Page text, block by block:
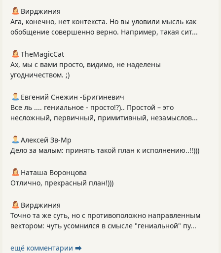
Вирджиния
Ага, конечно, нет контекста. Но вы уловили мысль как
обобщение совершенно верно. Например, такая сит...
TheMagicCat
Ах, мы с вами просто, видимо, не наделены
угодничеством. ;)
Евгений Снежин -Бригиневич
Все ль .... гениальное - просто!?).. Простой – это
несложный, первичный, примитивный, незамыслов...
Алексей Зв-Mp
Дело за малым: принять такой план к исполнению..!!)))
Наташа Воронцова
Отлично, прекрасный план!)))
Вирджиния
Точно та же суть, но с противоположно направленным
вектором: чуть усомнился в смысле "гениальной" пу...
ещё комментарии ⮕